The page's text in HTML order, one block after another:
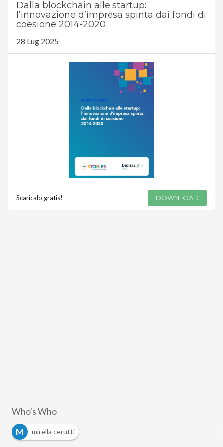
Dalla blockchain alle startup:
l’innovazione d’impresa spinta dai fondi di
coesione 2014-2020
28 Lug 2025
Scaricalo gratis! DOWNLOAD
Who's Who
M
mirella cerutti